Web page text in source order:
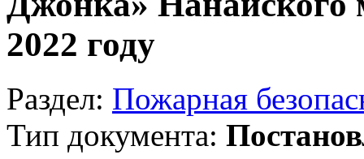
2022 году
Раздел: Пожарная
Тип документа: